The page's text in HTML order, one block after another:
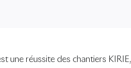
une réussite des chantiers KIRIE,